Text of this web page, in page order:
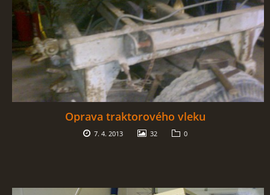
MLADÍ HASIČI
HISTORIE SBORU
SBĚR VYSLOUŽILÉHO ELEKTROZAŘÍZENÍ
RADY V NOUZI, DŮLEŽITÉ TEL. ČÍSLA
Oprava traktorového vleku
7. 4. 2013 32 0